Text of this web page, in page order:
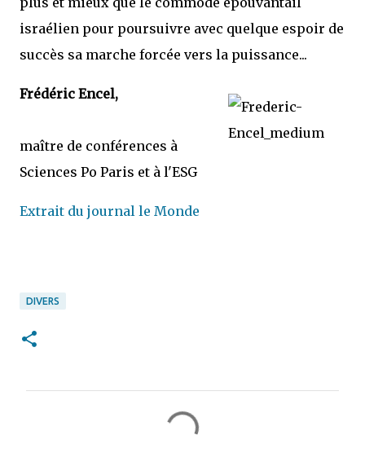
israélien pour poursuivre avec quelque espoir de
succès sa marche forcée vers la puissance...
Frédéric Encel,
maître de conférences à
Sciences Po Paris et à l'ESG
Extrait du journal le Monde
DIVERS